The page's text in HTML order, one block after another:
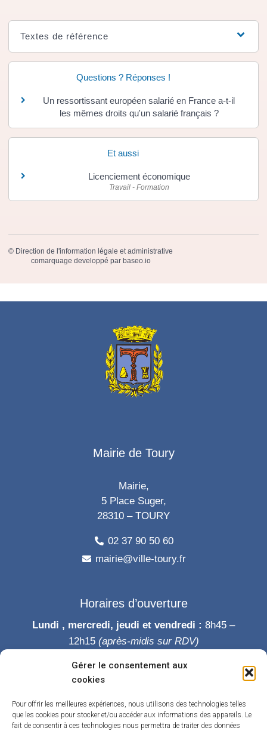
Gérer le consentement aux
cookies
Pour offrir les meilleures expériences, nous utilisons des technologies telles
que les cookies pour stocker et/ou accéder aux informations des appareils. Le
fait de consentir à ces technologies nous permettra de traiter des données
Textes de référence
Questions ? Réponses !
Un ressortissant européen salarié en France a-t-il
les mêmes droits qu'un salarié français ?
Et aussi
Licenciement économique
Travail - Formation
© Direction de l'information légale et administrative
comarquage developpé par baseo.io
Mairie de Toury
Mairie,
5 Place Suger,
28310 – TOURY
02 37 90 50 60
mairie@ville-toury.fr
Horaires d’ouverture
Lundi , mercredi, jeudi et vendredi : 8h45 –
12h15 (après-midis sur RDV)